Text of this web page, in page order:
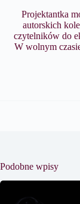
Projektantka
autorskich
czytelników do
W wolnym
Podobne wpisy